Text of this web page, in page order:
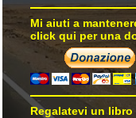
Mi aiuti a
click qui per una
Regalatevi un